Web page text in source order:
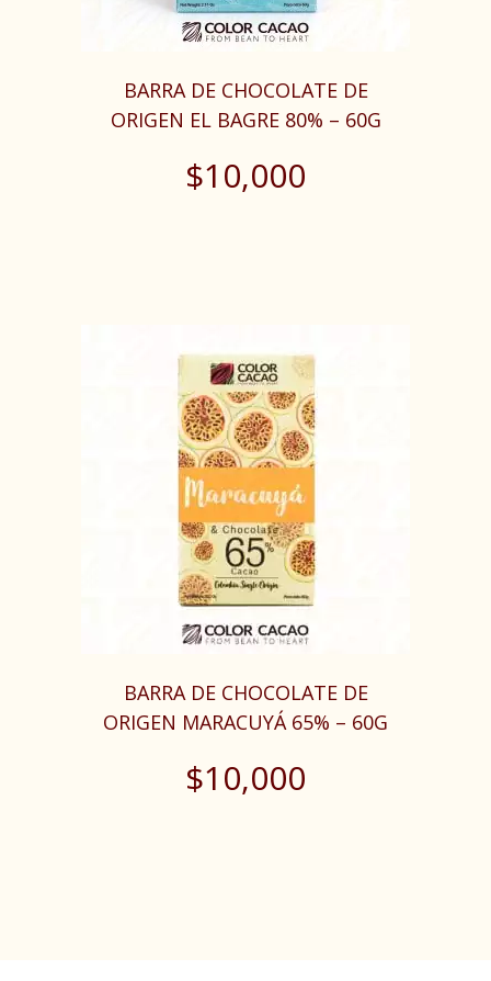
BARRA DE CHOCOLATE DE
ORIGEN EL BAGRE 80% – 60G
$10,000
BARRA DE CHOCOLATE DE
ORIGEN MARACUYÁ 65% – 60G
$10,000